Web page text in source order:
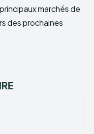
marchés de
des prochaines